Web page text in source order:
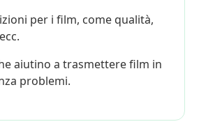
per i film, come qualità,
aiutino a trasmettere film in
problemi.